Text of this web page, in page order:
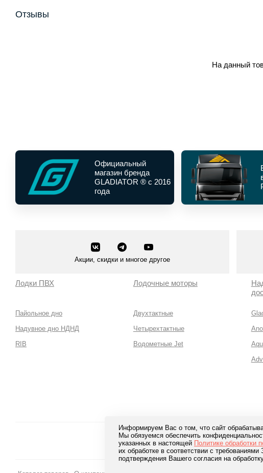
Информируем Вас о том, что сайт
Мы обязуемся обеспечить
указанных в настоящей Политике обработки
их обработке в соответствии с
подтверждения Вашего согласия на
Отзывы
На данный
Официальный
магазин бренда
GLADIATOR ® с 2016
года
Акции, скидки и многое другое
Лодки ПВХ
Пайольное дно
Надувное дно НДНД
RIB
Лодочные моторы
Двухтактные
Четырехтактные
Водометные Jet
Безопасная
лучших банков и